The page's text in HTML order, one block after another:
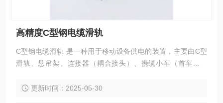
高精度C型钢电缆滑轨
C型钢电缆滑轨 ‌是一种用于移动设备供电的装置，主要由C型
滑轨、悬吊架、连接器（耦合接头）、携缆小车（首车、尾
稳，安全可靠，适用于多种环境，包括室内、室外、多尘、多
更新时间：2025-05-30